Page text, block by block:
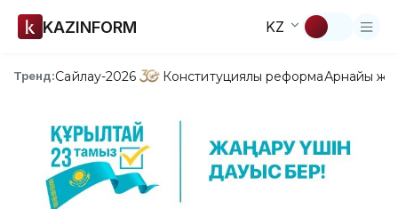
KAZINFORM KZ
Тренд:Сайлау-2026 Конституциялық реформаАрнайы